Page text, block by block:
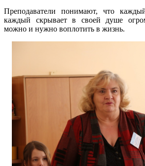
Преподаватели понимают, что
каждый скрывает в своей душе
можно и нужно воплотить в жизнь.